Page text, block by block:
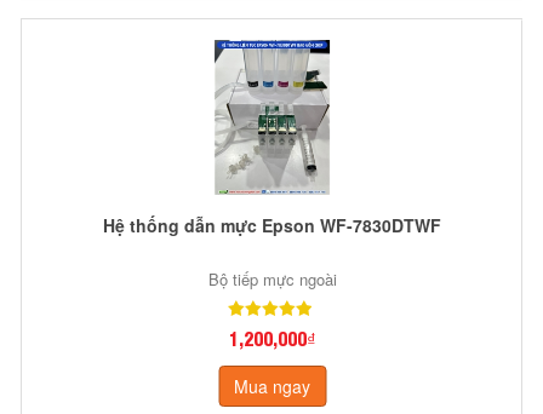
Hệ thống dẫn mực Epson WF-7830DTWF
Bộ tiếp mực ngoài
1,200,000₫
Mua ngay